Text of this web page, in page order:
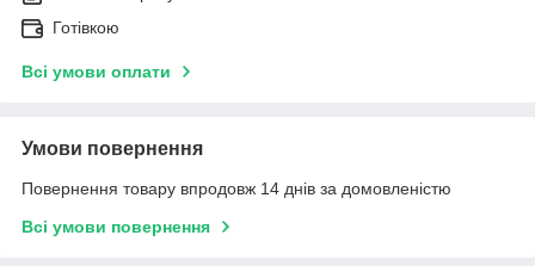
Готівкою
Всі умови оплати
Умови повернення
Повернення товару впродовж 14 днів за домовленістю
Всі умови повернення